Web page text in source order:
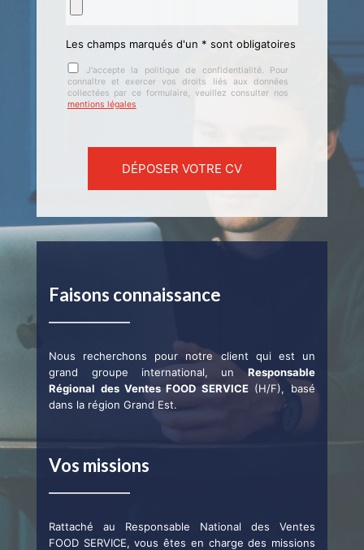
Les champs marqués d'un * sont obligatoires
J'accepte la politique de confidentialité. Pour
connaître et exercer vos droits liés aux données
collectées par ce formulaire, veuillez consulter nos
mentions légales
Veuillez laisser ce champ vide.
Faisons connaissance
Nous recherchons pour notre client qui est un
grand groupe international, unResponsable
Régional des Ventes FOOD SERVICE(H/F), basé
dans la région Grand Est.
Vos missions
Rattaché au Responsable National des Ventes
FOOD SERVICE, vous êtes en charge des missions